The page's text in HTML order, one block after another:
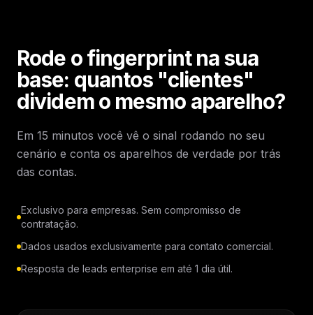
Rode o fingerprint na sua
base: quantos "clientes"
dividem o mesmo aparelho?
Em 15 minutos você vê o sinal rodando no seu
cenário e conta os aparelhos de verdade por trás
das contas.
Exclusivo para empresas. Sem compromisso de
contratação.
Dados usados exclusivamente para contato comercial.
Resposta de leads enterprise em até 1 dia útil.